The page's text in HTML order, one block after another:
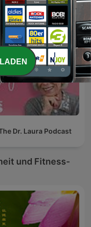
Dr. Laura Podcast
und Fitness-